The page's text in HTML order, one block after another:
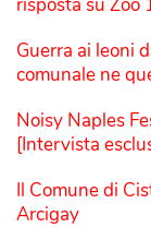
Guerra ai leoni
comunale ne
Noisy Naples
[Intervista
Il Comune di
Arcigay